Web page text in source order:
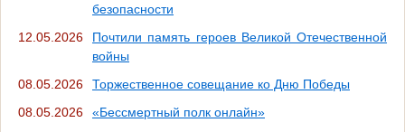
безопасности
12.05.2026
Почтили память героев Великой Отечественной
войны
08.05.2026
Торжественное совещание ко Дню Победы
08.05.2026
«Бессмертный полк онлайн»